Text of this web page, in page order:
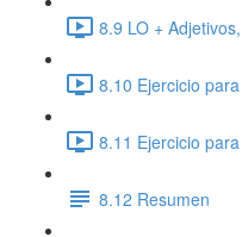
8.9 LO +
8.10 Ejercicio
8.11 Ejercicio
8.12 Resumen